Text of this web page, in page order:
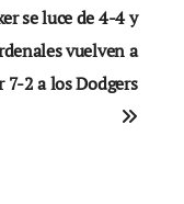
se luce de 4-4 y
vuelven a
7-2 a los Dodgers